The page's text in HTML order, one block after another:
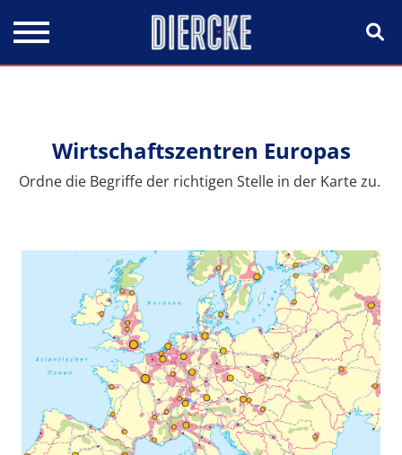
Wirtschaftszentren Europas
Ordne die Begriffe der richtigen Stelle in der Karte zu.